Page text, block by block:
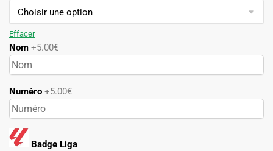
84.90€.49.90€.
Effacer
Nom +5.00€
Numéro +5.00€
Badge Liga